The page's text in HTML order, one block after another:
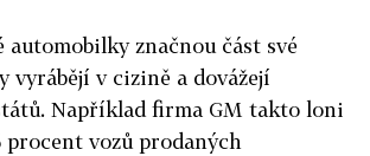
automobilky značnou část své
vyrábějí v cizině a dovážejí
Například firma GM takto loni
procent vozů prodaných